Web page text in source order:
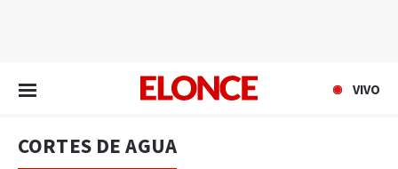
VIVO
CORTES DE AGUA